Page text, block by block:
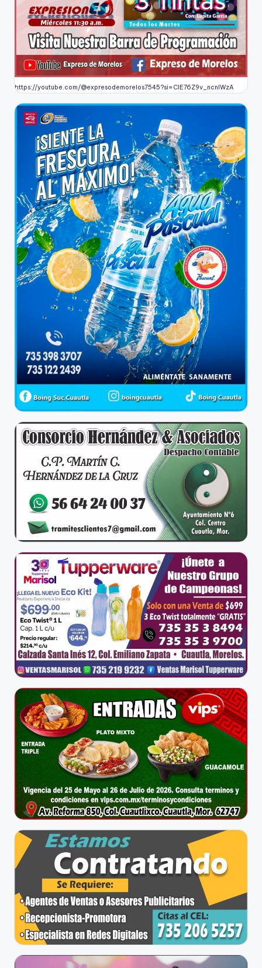
https://youtube.com/@expresodemorelos7545?si=CIE76Z9v_ncnlWzA